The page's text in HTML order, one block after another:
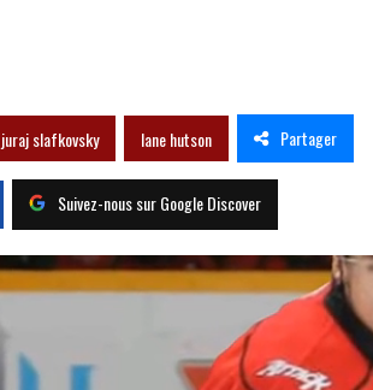
juraj slafkovsky lane hutson Partager
Suivez-nous sur Google Discover